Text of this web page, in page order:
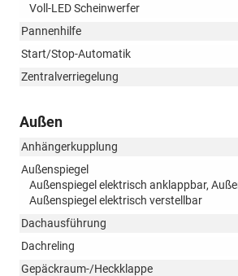
Voll-LED Scheinwerfer
Pannenhilfe
Start/Stop-Automatik
Zentralverriegelung
Außen
Anhängerkupplung
Außenspiegel
Außenspiegel elektrisch anklappbar,
Außenspiegel elektrisch verstellbar
Dachausführung
Dachreling
Gepäckraum-/Heckklappe